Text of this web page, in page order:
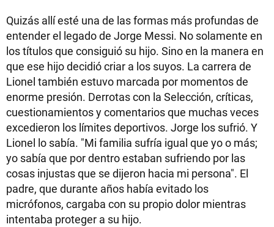
Quizás allí esté una de las formas más profundas de
entender el legado de Jorge Messi. No solamente en
los títulos que consiguió su hijo. Sino en la manera en
que ese hijo decidió criar a los suyos. La carrera de
Lionel también estuvo marcada por momentos de
enorme presión. Derrotas con la Selección, críticas,
cuestionamientos y comentarios que muchas veces
excedieron los límites deportivos. Jorge los sufrió. Y
Lionel lo sabía. "Mi familia sufría igual que yo o más;
yo sabía que por dentro estaban sufriendo por las
cosas injustas que se dijeron hacia mi persona". El
padre, que durante años había evitado los
micrófonos, cargaba con su propio dolor mientras
intentaba proteger a su hijo.